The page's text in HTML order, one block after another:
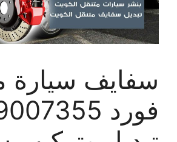
سفايف سيارة
فورد